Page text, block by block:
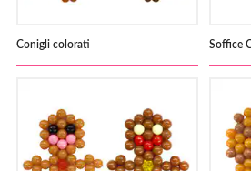
Conigli colorati Soffice